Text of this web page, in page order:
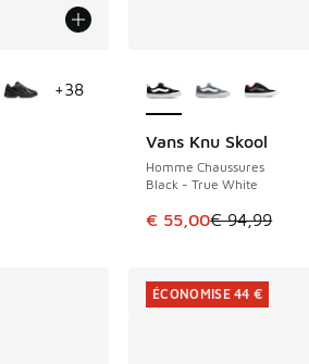
Prix en baisse de € 119,99
+38
Vans Knu Skool
Homme Chaussures
Black - True White
Cet article est en
€ 55,00€ 94,99
ÉCONOMISE 39 €
ÉCONOMISE 44 €